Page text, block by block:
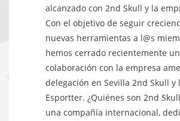
alcanzado con 2nd Skull y la
Con el objetivo de seguir
nuevas herramientas a l@s
hemos cerrado recientemente
colaboración con la empresa
delegación en Sevilla 2nd Skull y
Esportter. ¿Quiénes son 2nd
una compañía internacional,